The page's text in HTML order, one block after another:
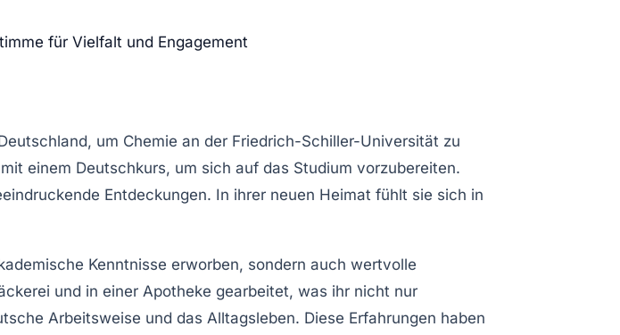
für Vielfalt und Engagement
um Chemie an der Friedrich-Schiller-Universität zu
einem Deutschkurs, um sich auf das Studium vorzubereiten.
Entdeckungen. In ihrer neuen Heimat fühlt sie sich in
Kenntnisse erworben, sondern auch wertvolle
und in einer Apotheke gearbeitet, was ihr nicht nur
Arbeitsweise und das Alltagsleben. Diese Erfahrungen haben